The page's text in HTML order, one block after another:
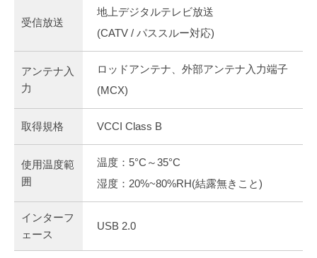
受信放送
地上デジタルテレビ放送
(CATV / パススルー対応)
アンテナ入
力
ロッドアンテナ、外部アンテナ入力端子
(MCX)
取得規格 VCCI Class B
使用温度範
囲
温度：5°C～35°C
湿度：20%~80%RH(結露無きこと)
インターフ
ェース
USB 2.0